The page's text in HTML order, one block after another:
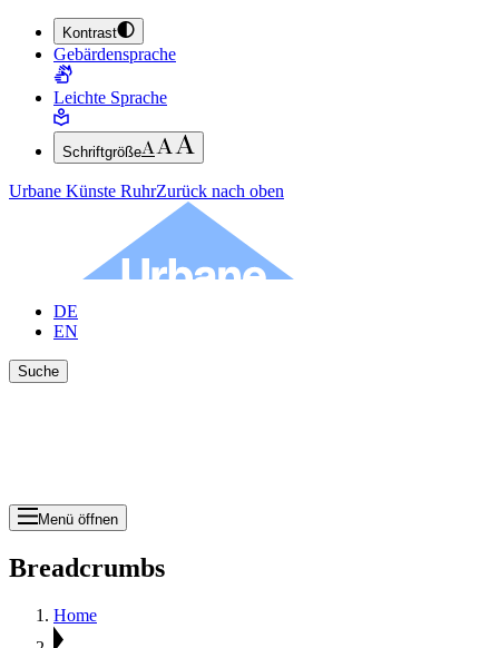
ZUM HAUPTINHALT SPRINGEN (ENTER DRÜCKEN)
ZUM FUSSBEREICH SPRINGEN (ENTER DRÜCKEN)
Kontrast
Gebärdensprache
Leichte Sprache
Schriftgröße
Urbane Künste RuhrZurück nach oben
DE
EN
Suche
Menü öffnen
Breadcrumbs
Home